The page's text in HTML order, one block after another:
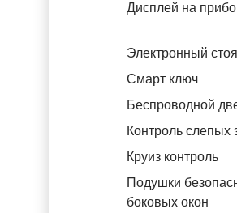
Дисплей на
Электронный
Смарт ключ
Беспроводной
Контроль слепых
Круиз контроль
Подушки
боковых окон